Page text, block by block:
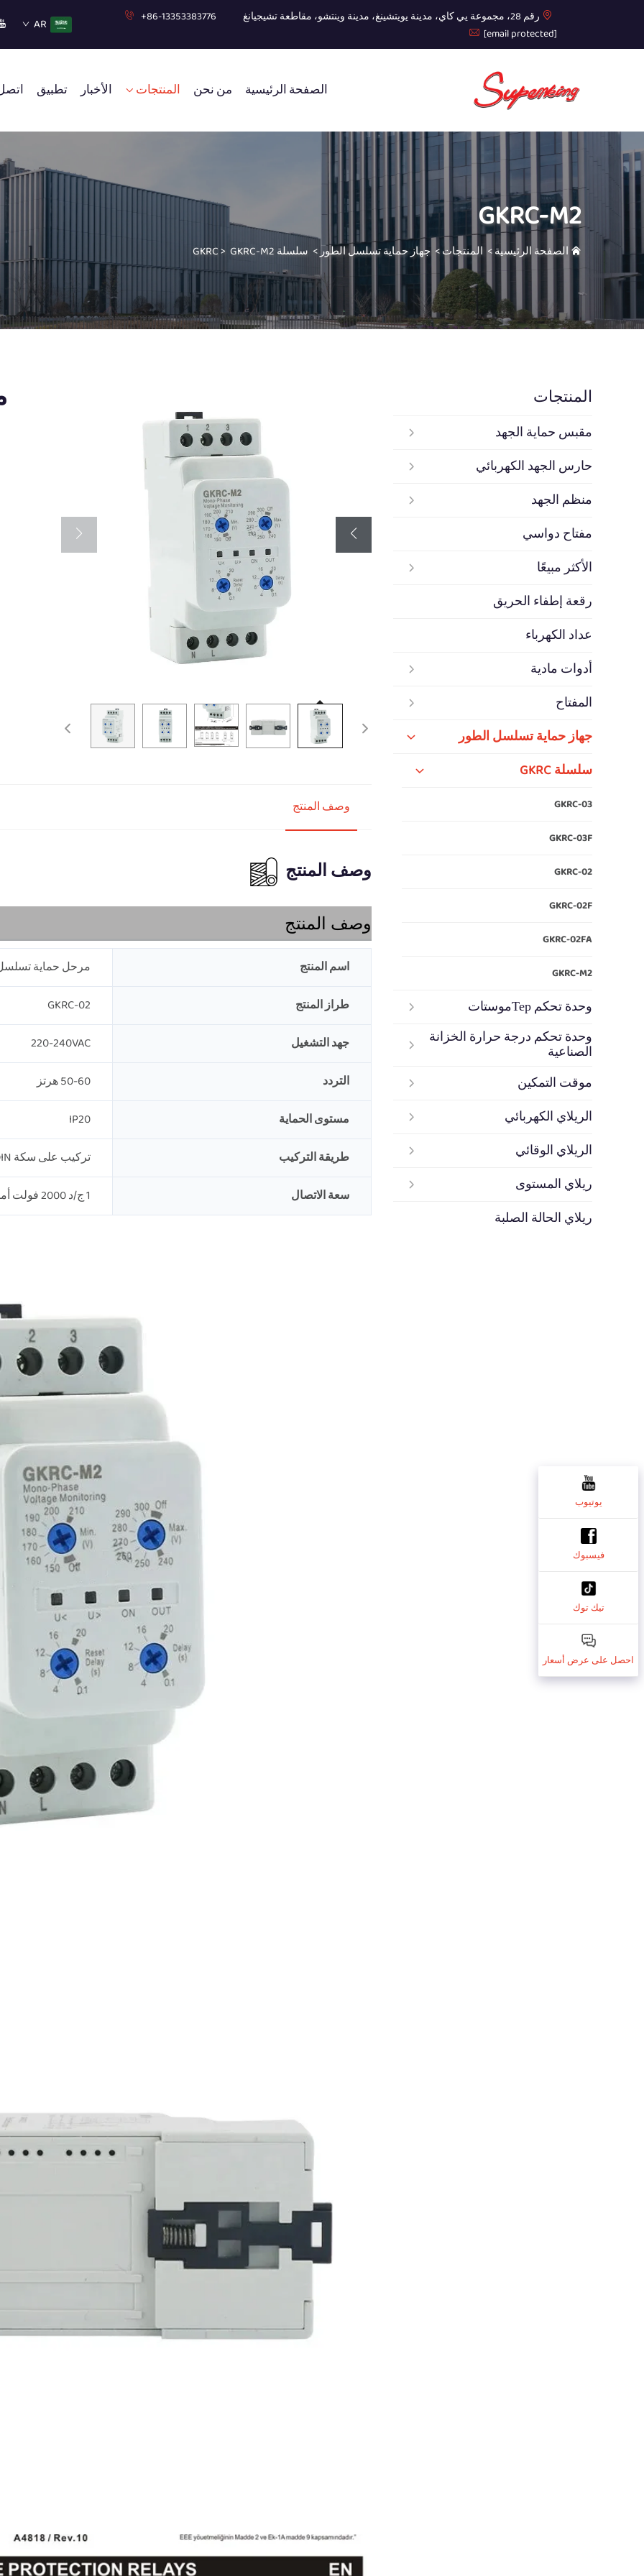
رقم 28، مجموعة يي كاي، مدينة يويتشينغ، مدينة وينتشو، مقاطعة تشيجيانغ
+86-13353383776
[email protected]
AR
الصفحة الرئيسية من نحن المنتجات الأخبار تطبيق
GKRC-M2
الصفحة الرئيسية> المنتجات> جهاز حماية تسلسل الطور> سلسلة GKRC > GKRC-M2
المنتجات
مقبس حماية الجهد
حارس الجهد الكهربائي
منظم الجهد
مفتاح دواسي
الأكثر مبيعًا
رقعة إطفاء الحريق
عداد الكهرباء
أدوات مادية
المفتاح
جهاز حماية تسلسل الطور
سلسلة GKRC
GKRC-03
GKRC-03F
GKRC-02
GKRC-02F
GKRC-02FA
GKRC-M2
وحدة تحكم Терموستات
وحدة تحكم درجة حرارة الخزانة
الصناعية
موقت التمكين
الريلاي الكهربائي
الريلاي الوقائي
ريلاي المستوى
ريلاي الحالة الصلبة
وصف المنتج
وصف المنتج
وصف المنتج
اسم المنتج مرحل حماية
طراز المنتج GKRC-02
جهد التشغيل 220-240VAC
التردد 50-60 هرتز
مستوى الحماية IP20
طريقة التركيب تركيب على سكة DIN
سعة الاتصال 1 ج/د 2000 فولت أمبير
يوتيوب
فيسبوك
تيك توك
احصل على عرض أسعار